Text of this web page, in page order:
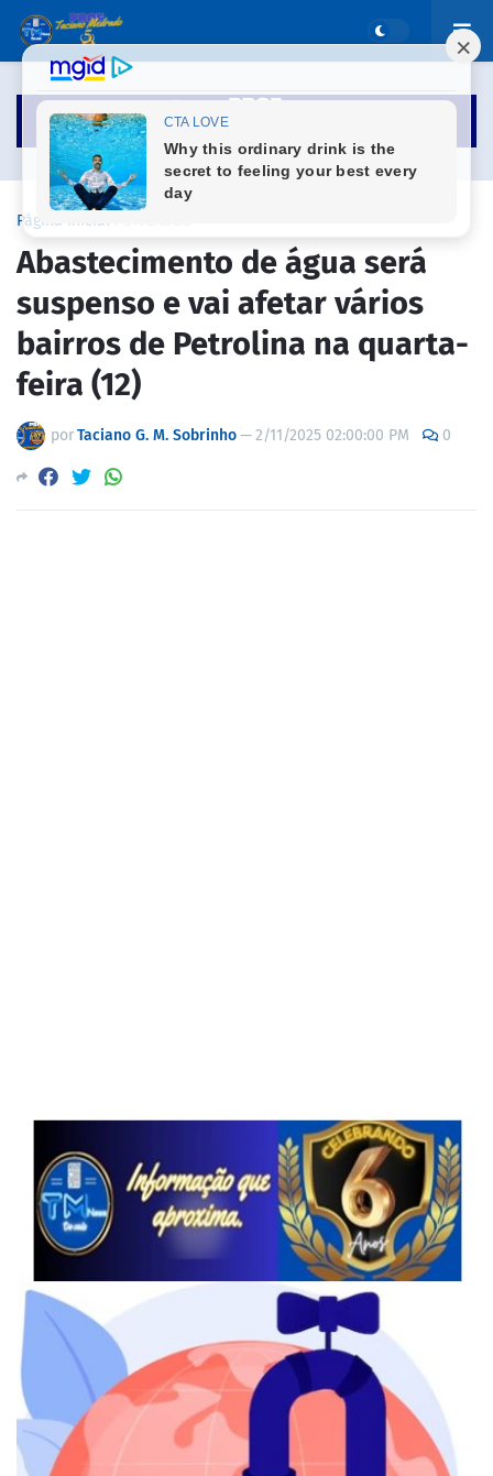
Página inicial
Abastecimento de água será
suspenso e vai afetar vários
bairros de Petrolina na quarta-
feira (12)
porTaciano G. M. Sobrinho—2/11/2025 02:00:00 PM 0